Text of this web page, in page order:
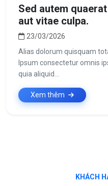
Sed autem
aut vitae culpa.
23/03/2026
Alias dolorum quisquam
Ipsum consectetur omnis
quia aliquid...
Xem thêm
KHÁCH